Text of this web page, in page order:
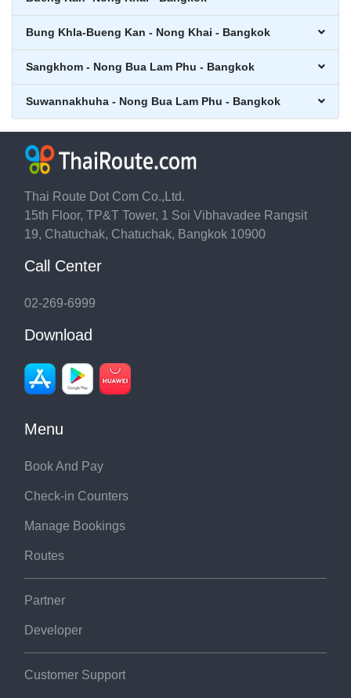
Bung Khla-Bueng Kan - Nong Khai - Bangkok
Sangkhom - Nong Bua Lam Phu - Bangkok
Suwannakhuha - Nong Bua Lam Phu - Bangkok
Thai Route Dot Com Co.,Ltd.
15th Floor, TP&T Tower, 1 Soi Vibhavadee Rangsit
19, Chatuchak, Chatuchak, Bangkok 10900
Call Center
02-269-6999
Download
Menu
Book And Pay
Check-in Counters
Manage Bookings
Routes
Partner
Developer
Customer Support